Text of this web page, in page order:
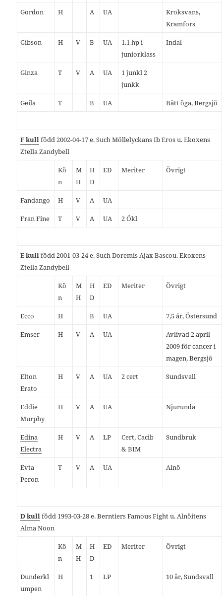
Gordon H A UA
Kroksvans,
Kramfors
Gibson H Ѵ B UA
1.1 hp i
juniorklass
Indal
Ginza T Ѵ A UA
1 junkl 2
junkk
Geila T B UA Bått öga, Bergsjö
F kullfödd 2002-04-17 e. Such Möllelyckans Ib Eros u. Ekoxens
Ztella Zandybell
Kö
n
M
H
H
D
ED Meriter Övrigt
Fandango H Ѵ A UA
Fran Fine T Ѵ A UA 2 Ökl
E kullfödd 2001-03-24 e. Such Doremis Ajax Bascou. Ekoxens
Ztella Zandybell
Kö
n
M
H
H
D
ED Meriter Övrigt
Ecco H B UA 7,5 år, Östersund
Emser H Ѵ A UA
Avlivad 2 april
2009 för cancer i
magen, Bergsjö
Elton
Erato
H Ѵ A UA 2 cert Sundsvall
Eddie
Murphy
H Ѵ A UA Njurunda
Edina
Electra
H Ѵ A LP
Cert, Cacib
& BIM
Sundbruk
Evta
Peron
T Ѵ A UA Alnö
D kullfödd 1993-03-28 e. Berntiers Famous Fight u. Alnöitens
Alma Noon
Kö
n
M
H
H
D
ED Meriter Övrigt
Dunderkl
umpen
H 1 LP 10 år, Sundsvall